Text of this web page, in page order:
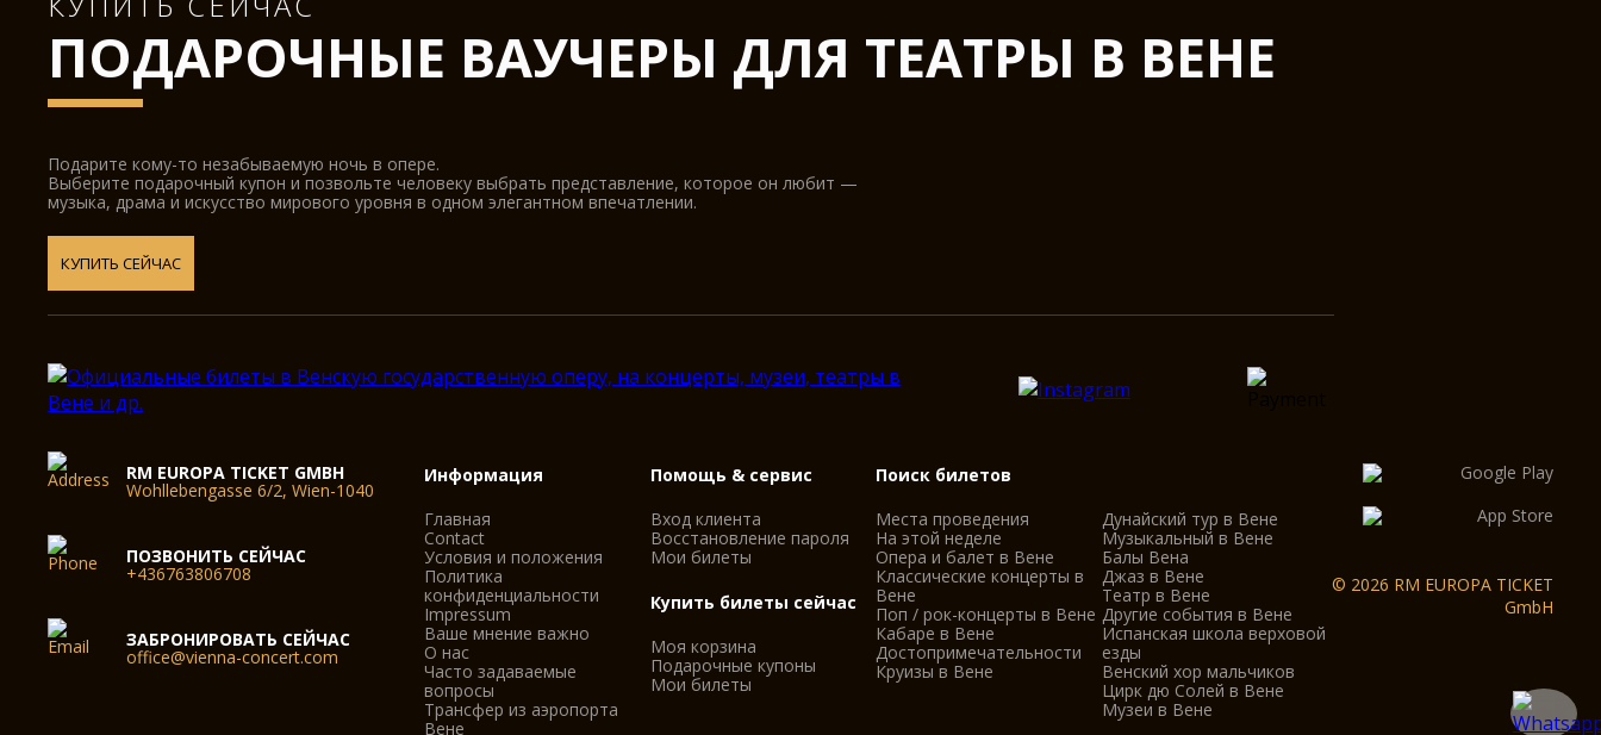
ПОДАРОЧНЫЕ ВАУЧЕРЫ ДЛЯ ТЕАТРЫ В ВЕНЕ
Подарите кому-то незабываемую ночь в опере.
Выберите подарочный купон и позвольте человеку выбрать представление, которое он любит —
музыка, драма и искусство мирового уровня в одном элегантном впечатлении.
КУПИТЬ СЕЙЧАС
RM EUROPA TICKET GMBH
Wohllebengasse 6/2, Wien-1040
ПОЗВОНИТЬ СЕЙЧАС
+436763806708
ЗАБРОНИРОВАТЬ СЕЙЧАС
office@vienna-concert.com
Информация
Главная
Contact
Условия и положения
Политика
конфиденциальности
Impressum
Ваше мнение важно
О нас
Часто задаваемые
вопросы
Трансфер из аэропорта
Вене
Помощь & сервис
Вход клиента
Восстановление пароля
Мои билеты
Купить билеты сейчас
Моя корзина
Подарочные купоны
Мои билеты
Поиск билетов
Места проведения
На этой неделе
Опера и балет в Вене
Классические концерты в
Вене
Поп / рок-концерты в Вене
Кабаре в Вене
Достопримечательности
Круизы в Вене
Дунайский тур в Вене
Музыкальный в Вене
Балы Вена
Джаз в Вене
Театр в Вене
Другие события в Вене
Испанская школа верховой
езды
Венский хор мальчиков
Цирк дю Солей в Вене
Музеи в Вене
© 2026 RM EUROPA TICKET
GmbH